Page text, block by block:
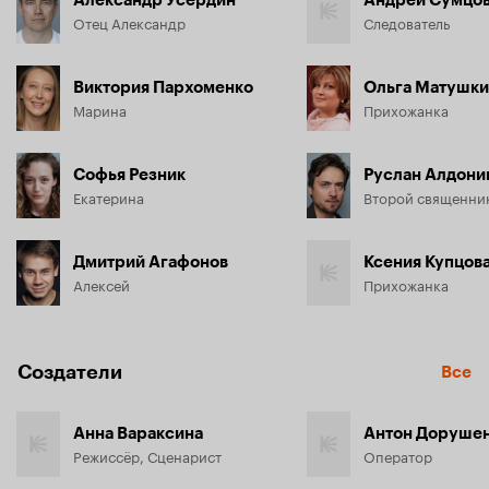
Отец Александр
Виктория Пархоменко
Марина
Софья Резник
Екатерина
Дмитрий Агафонов
Алексей
Следователь
Ольга
Прихожанка
Руслан
Второй
Ксения
Прихожанка
Создатели Все
Анна Вараксина
Режиссёр, Сценарист
Антон
Оператор